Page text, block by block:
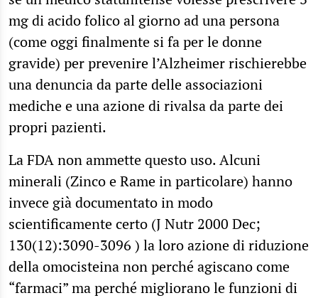
mg di acido folico al giorno ad una persona
(come oggi finalmente si fa per le donne
gravide) per prevenire l’Alzheimer rischierebbe
una denuncia da parte delle associazioni
mediche e una azione di rivalsa da parte dei
propri pazienti.
La FDA non ammette questo uso. Alcuni
minerali (Zinco e Rame in particolare) hanno
invece già documentato in modo
scientificamente certo (J Nutr 2000 Dec;
130(12):3090-3096 ) la loro azione di riduzione
della omocisteina non perché agiscano come
“farmaci” ma perché migliorano le funzioni di